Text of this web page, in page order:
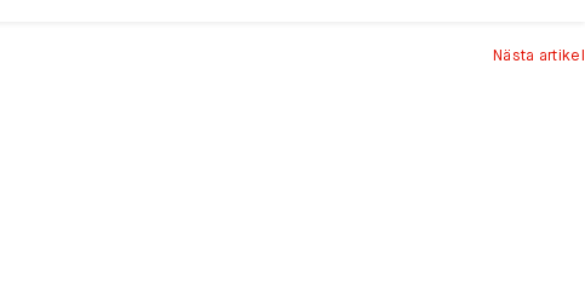
Nästa artikel